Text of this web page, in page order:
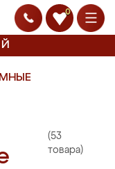
0
(53
товара)